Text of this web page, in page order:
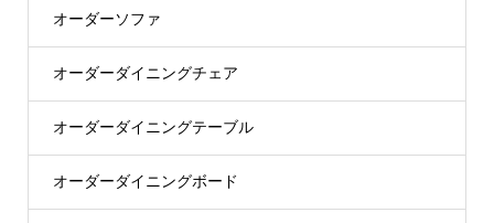
オーダーソファ
オーダーダイニングチェア
オーダーダイニングテーブル
オーダーダイニングボード